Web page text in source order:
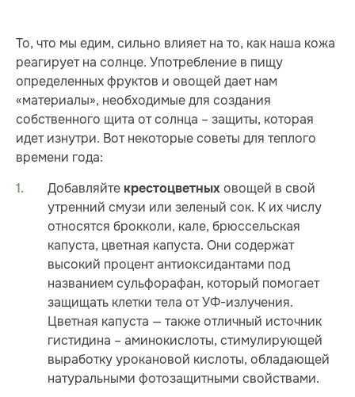
То, что мы едим, сильно влияет на то, как наша кожа
реагирует на солнце. Употребление в пищу
определенных фруктов и овощей дает нам
«материалы», необходимые для создания
собственного щита от солнца – защиты, которая
идет изнутри. Вот некоторые советы для теплого
времени года:
Добавляйте крестоцветных овощей в свой
утренний смузи или зеленый сок. К их числу
относятся брокколи, кале, брюссельская
капуста, цветная капуста. Они содержат
высокий процент антиоксидантами под
названием сульфорафан, который помогает
защищать клетки тела от УФ-излучения.
Цветная капуста — также отличный источник
гистидина – аминокислоты, стимулирующей
выработку урокановой кислоты, обладающей
натуральными фотозащитными свойствами.